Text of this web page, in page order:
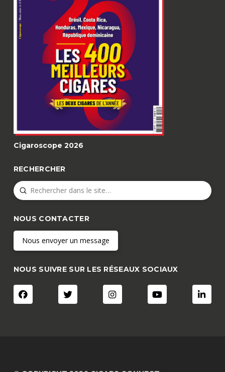
Cigaroscope 2026
RECHERCHER
Search
Submit
NOUS CONTACTER
Nous envoyer un message
NOUS SUIVRE SUR LES RÉSEAUX SOCIAUX